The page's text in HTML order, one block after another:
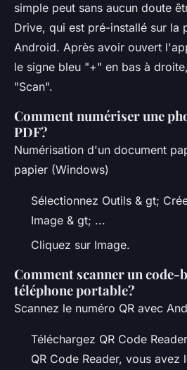
simple peut sans aucun doute
Drive, qui est pré-installé sur la
Android. Après avoir ouvert
le signe bleu "+" en bas à
"Scan".
Comment numériser une
PDF?
Numérisation d'un document
papier (Windows)
Sélectionnez Outils & gt;
Image & gt; ...
Cliquez sur Image.
Comment scanner un code-
téléphone portable?
Scannez le numéro QR avec
Téléchargez QR Code
QR Code Reader, vous avez